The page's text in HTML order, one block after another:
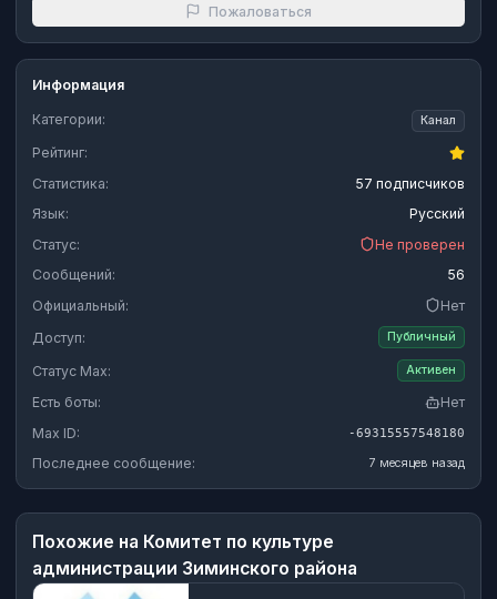
Пожаловаться
Информация
Категории: Канал
Рейтинг:
Статистика:
57 подписчиков
Язык:
Русский
Статус:
Не проверен
Сообщений:
56
Официальный:
Нет
Доступ:
Публичный
Статус Max: Активен
Есть боты:
Нет
Max ID:
-69315557548180
Последнее сообщение: 7 месяцев назад
Похожие на Комитет по культуре
администрации Зиминского района